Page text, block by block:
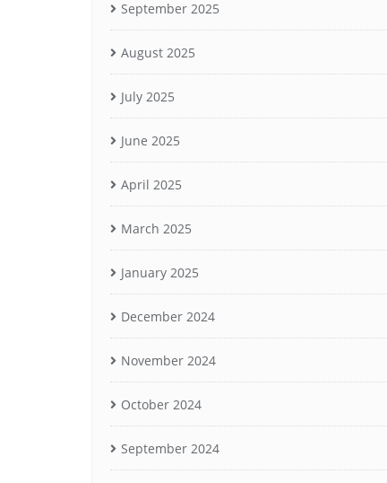
September 2025
August 2025
July 2025
June 2025
April 2025
March 2025
January 2025
December 2024
November 2024
October 2024
September 2024